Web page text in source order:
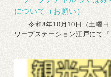
について（お願い）
令和8年10月10日（土曜日
ワープステーション江戸にて